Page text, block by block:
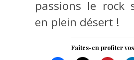
passions le rock
en plein désert !
Faites-en profiter